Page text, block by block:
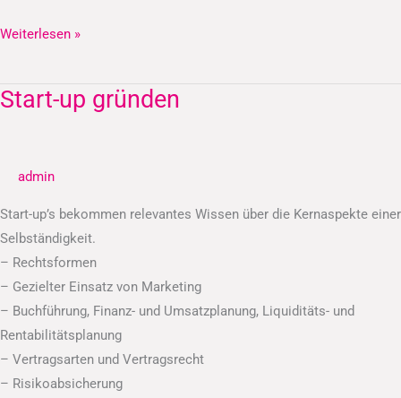
Weiterlesen »
Start-up gründen
admin
Start-up’s bekommen relevantes Wissen über die Kernaspekte einer
Selbständigkeit.
– Rechtsformen
– Gezielter Einsatz von Marketing
– Buchführung, Finanz- und Umsatzplanung, Liquiditäts- und
Rentabilitätsplanung
– Vertragsarten und Vertragsrecht
– Risikoabsicherung
Start-